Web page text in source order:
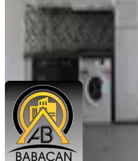
Babacan Emlak & Mühendislik